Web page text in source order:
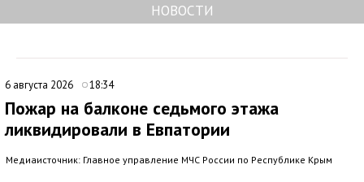
НОВОСТИ
6 августа 2026 18:34
Пожар на балконе седьмого этажа
ликвидировали в Евпатории
Медиаисточник: Главное управление МЧС России по Республике Крым